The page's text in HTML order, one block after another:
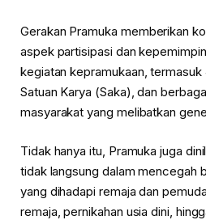
Gerakan Pramuka memberikan
aspek partisipasi dan
kegiatan kepramukaan, termasuk
Satuan Karya (Saka), dan
masyarakat yang melibatkan
Tidak hanya itu, Pramuka juga
tidak langsung dalam mencegah
yang dihadapi remaja dan
remaja, pernikahan usia dini,